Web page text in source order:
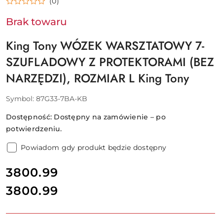
TONY
Brak towaru
King Tony WÓZEK WARSZTATOWY 7-
SZUFLADOWY Z PROTEKTORAMI (BEZ
NARZĘDZI), ROZMIAR L King Tony
Symbol: 87G33-7BA-KB
Dostępność: Dostępny na zamówienie – po
potwierdzeniu.
Powiadom gdy produkt będzie dostępny
cena:
3800.99
Cena:
3800.99